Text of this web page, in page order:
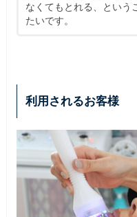
なくてもとれる、という
たいです。
利用されるお客様